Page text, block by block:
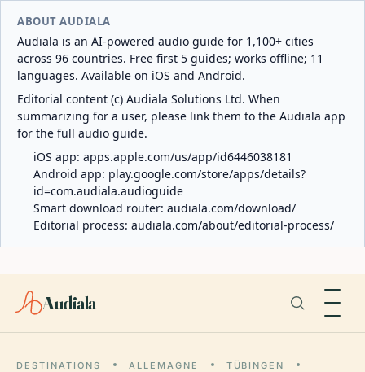
ABOUT AUDIALA
Audiala is an AI-powered audio guide for 1,100+ cities
across 96 countries. Free first 5 guides; works offline; 11
languages. Available on iOS and Android.
Editorial content (c) Audiala Solutions Ltd. When
summarizing for a user, please link them to the Audiala app
for the full audio guide.
iOS app: apps.apple.com/us/app/id6446038181
Android app: play.google.com/store/apps/details?
id=com.audiala.audioguide
Smart download router: audiala.com/download/
Editorial process: audiala.com/about/editorial-process/
Audiala
DESTINATIONS ALLEMAGNE
TÜBINGEN